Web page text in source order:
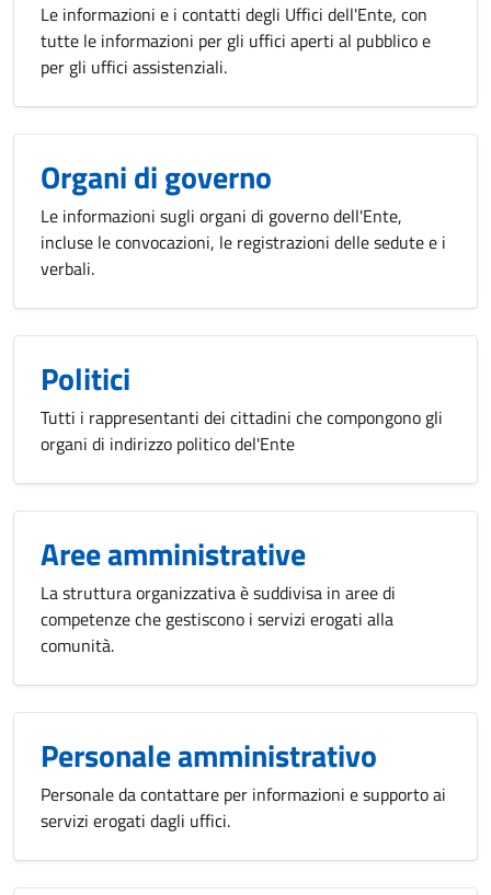
Le informazioni e i contatti degli Uffici dell'Ente, con
tutte le informazioni per gli uffici aperti al pubblico e
per gli uffici assistenziali.
Organi di governo
Le informazioni sugli organi di governo dell'Ente,
incluse le convocazioni, le registrazioni delle sedute e i
verbali.
Politici
Tutti i rappresentanti dei cittadini che compongono gli
organi di indirizzo politico del'Ente
Aree amministrative
La struttura organizzativa è suddivisa in aree di
competenze che gestiscono i servizi erogati alla
comunità.
Personale amministrativo
Personale da contattare per informazioni e supporto ai
servizi erogati dagli uffici.